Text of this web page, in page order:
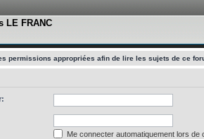
LE FRANC
permissions appropriées afin de lire les sujets de ce
Me connecter automatiquement lors de